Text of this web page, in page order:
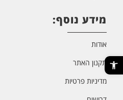
פתח סרגל נגישות
מידע נוסף:
אודות
תקנון האתר
מדיניות פרטיות